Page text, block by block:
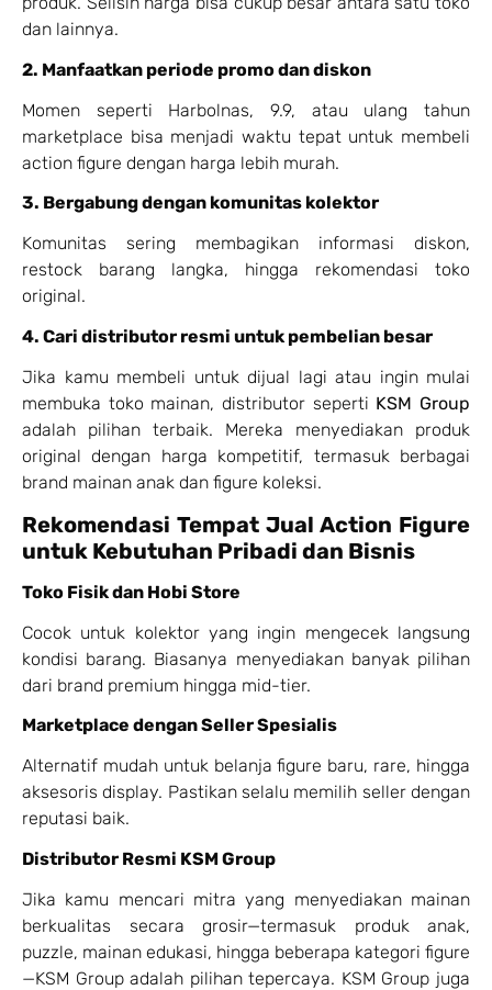
dan lainnya.
2. Manfaatkan periode promo dan diskon
Momen seperti Harbolnas, 9.9, atau ulang tahun
marketplace bisa menjadi waktu tepat untuk membeli
action figure dengan harga lebih murah.
3. Bergabung dengan komunitas kolektor
Komunitas sering membagikan informasi diskon,
restock barang langka, hingga rekomendasi toko
original.
4. Cari distributor resmi untuk pembelian besar
Jika kamu membeli untuk dijual lagi atau ingin mulai
membuka toko mainan, distributor seperti KSM Group
adalah pilihan terbaik. Mereka menyediakan produk
original dengan harga kompetitif, termasuk berbagai
brand mainan anak dan figure koleksi.
Rekomendasi Tempat Jual Action Figure
untuk Kebutuhan Pribadi dan Bisnis
Toko Fisik dan Hobi Store
Cocok untuk kolektor yang ingin mengecek langsung
kondisi barang. Biasanya menyediakan banyak pilihan
dari brand premium hingga mid-tier.
Marketplace dengan Seller Spesialis
Alternatif mudah untuk belanja figure baru, rare, hingga
aksesoris display. Pastikan selalu memilih seller dengan
reputasi baik.
Distributor Resmi KSM Group
Jika kamu mencari mitra yang menyediakan mainan
berkualitas secara grosir—termasuk produk anak,
puzzle, mainan edukasi, hingga beberapa kategori figure
—KSM Group adalah pilihan tepercaya. KSM Group juga